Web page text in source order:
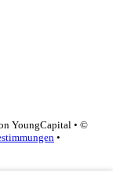
YoungCapital • ©
•